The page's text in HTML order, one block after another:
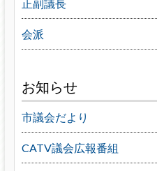
正副議長
会派
お知らせ
市議会だより
CATV議会広報番組